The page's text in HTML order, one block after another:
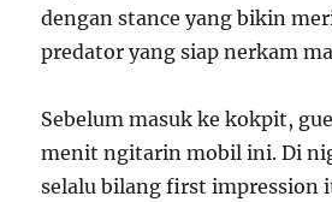
dengan stance yang bikin
predator yang siap nerkam
Sebelum masuk ke kokpit,
menit ngitarin mobil ini. Di
selalu bilang first impression